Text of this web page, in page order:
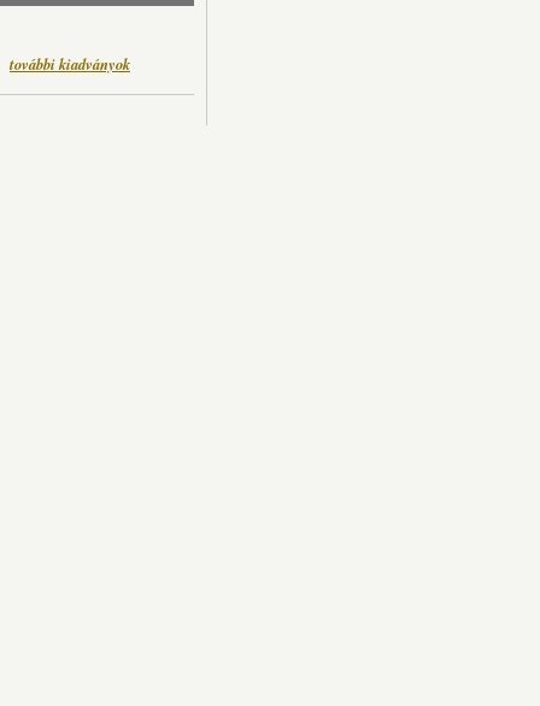
további kiadványok